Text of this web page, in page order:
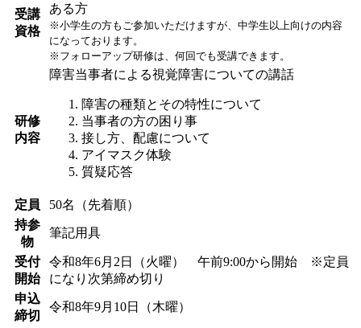
受講
資格
ある方
※小学生の方もご参加いただけますが、中学生以上向けの内容
になっております。
※フォローアップ研修は、何回でも受講できます。
研修
内容
障害当事者による視覚障害についての講話
障害の種類とその特性について
当事者の方の困り事
接し方、配慮について
アイマスク体験
質疑応答
定員
50名（先着順）
持参
物
筆記用具
受付
開始
令和8年6月2日（火曜） 午前9:00から開始 ※定員
になり次第締め切り
申込
締切
令和8年9月10日（木曜）